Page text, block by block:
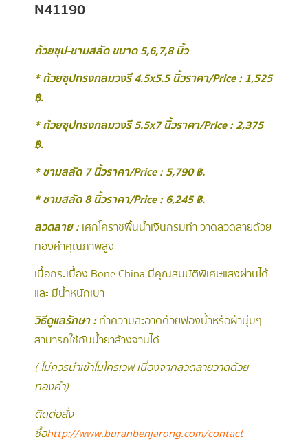
N41190
ถ้วยซุป-ชามสลัด ขนาด 5,6,7,8 นิ้ว
* ถ้วยซุปทรงกลมวงรี 4.5x5.5 นิ้ว ราคา/Price : 1,525
฿.
* ถ้วยซุปทรงกลมวงรี 5.5x7 นิ้ว ราคา/Price : 2,375
฿.
* ชามสลัด 7 นิ้ว ราคา/Price : 5,790 ฿.
* ชามสลัด 8 นิ้ว ราคา/Price : 6,245 ฿.
ลวดลาย :เศกโคราชพื้นน้ำเงินกรมท่า วาดลวดลายด้วย
ทองคำคุณภาพสูง
เนื้อกระเบื้อง Bone China มีคุณสมบัติพิเศษแสงผ่านได้
และ มีน้ำหนักเบา
วิธีดูแลรักษา :ทำความสะอาดด้วยฟองน้ำหรือผ้านุ่มๆ
สามารถใช้กับน้ำยาล้างจานได้
( ไม่ควรนำเข้าไมโครเวฟ เนื่องจากลวดลายวาดด้วย
ทองคำ )
ติดต่อสั่ง
ซื้อhttp://www.buranbenjarong.com/contact